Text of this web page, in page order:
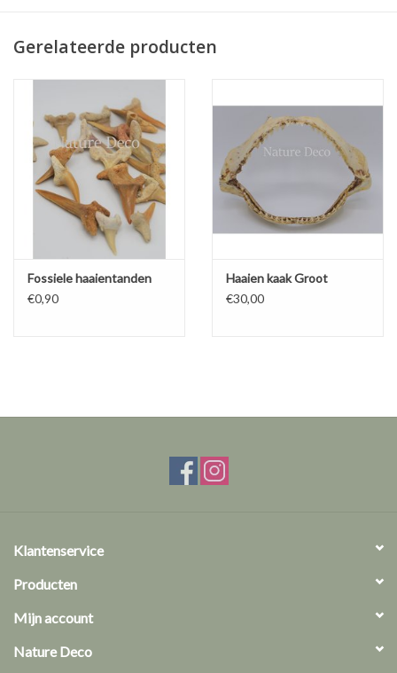
Gerelateerde producten
Fossiele haaientanden
€0,90
Haaien kaak Groot
€30,00
Klantenservice
Producten
Mijn account
Nature Deco